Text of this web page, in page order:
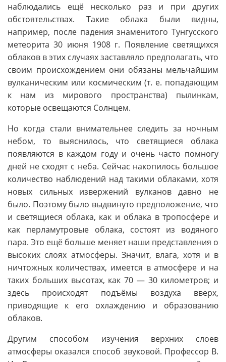
наблюдались ещё несколько раз и при других
обстоятельствах. Такие облака были видны,
например, после падения знаменитого Тунгусского
метеорита 30 июня 1908 г. Появление светящихся
облаков в этих случаях заставляло предполагать, что
своим происхождением они обязаны мельчайшим
вулканическим или космическим (т. е. попадающим
к нам из мирового пространства) пылинкам,
которые освещаются Солнцем.
Но когда стали внимательнее следить за ночным
небом, то выяснилось, что светящиеся облака
появляются в каждом году и очень часто помногу
дней не сходят с неба. Сейчас накопилось большое
количество наблюдений над такими облаками, хотя
новых сильных извержений вулканов давно не
было. Поэтому было выдвинуто предположение, что
и светящиеся облака, как и облака в тропосфере и
как перламутровые облака, состоят из водяного
пара. Это ещё больше меняет наши представления о
высоких слоях атмосферы. Значит, влага, хотя и в
ничтожных количествах, имеется в атмосфере и на
таких больших высотах, как 70 — 30 километров; и
здесь происходят подъёмы воздуха вверх,
приводящие к его охлаждению и образованию
облаков.
Другим способом изучения верхних слоев
атмосферы оказался способ звуковой. Профессор В.